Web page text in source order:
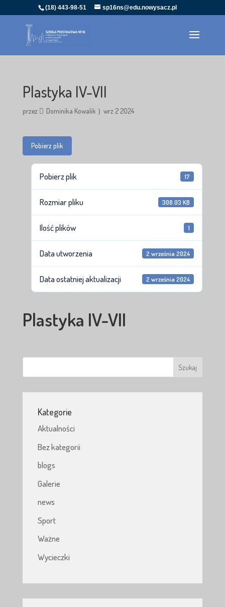
(18) 443-98-51 sp16ns@edu.nowysacz.pl
Plastyka IV-VII
przez Dominika Kowalik wrz 2 2024
Pobierz plik
Pobierz plik 17
Rozmiar pliku 308.03 KB
Ilość plików 1
Data utworzenia 2 września 2024
Data ostatniej aktualizacji 2 września 2024
Plastyka IV-VII
Kategorie
Aktualności
Bez kategorii
blogs
Galerie
news
Sport
Ważne
Wycieczki